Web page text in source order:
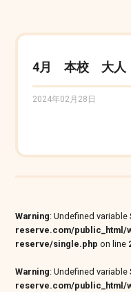
4月 本校 大人
2024年02月28日
Warning: Undefined
reserve.com/public_html/
reserve/single.php on line
Warning: Undefined
reserve.com/public_html/